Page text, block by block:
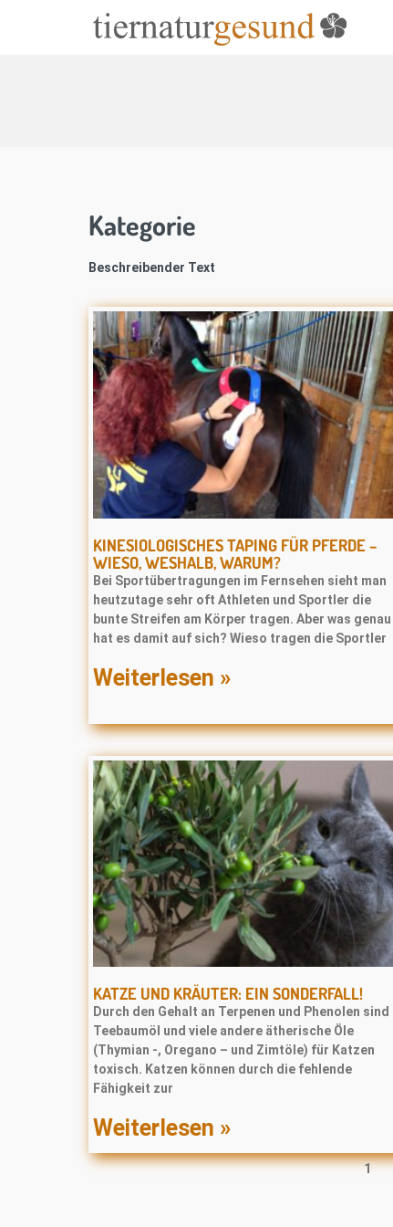
Kategorie
Beschreibender Text
KINESIOLOGISCHES TAPING FÜR PFERDE –
WIESO, WESHALB, WARUM?
Bei Sportübertragungen im Fernsehen sieht man
heutzutage sehr oft Athleten und Sportler die
bunte Streifen am Körper tragen. Aber was genau
hat es damit auf sich? Wieso tragen die Sportler
Weiterlesen »
KATZE UND KRÄUTER: EIN SONDERFALL!
Durch den Gehalt an Terpenen und Phenolen sind
Teebaumöl und viele andere ätherische Öle
(Thymian -, Oregano – und Zimtöle) für Katzen
toxisch. Katzen können durch die fehlende
Fähigkeit zur
Weiterlesen »
1